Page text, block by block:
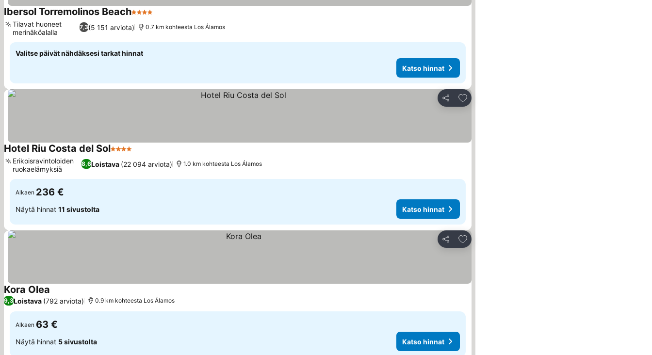
Ibersol Torremolinos Beach4 Tähtiluokitus
7,3(5 151 arviota)
Tilavat huoneet
merinäköalalla
0.7 km kohteesta Los Álamos
Valitse päivät nähdäksesi tarkat hinnat
Katso hinnat
Jaa
Lisää suosikkeihin
Hotel Riu Costa del Sol4 Tähtiluokitus
8,6Loistava (22 094 arviota)
Erikoisravintoloiden
ruokaelämyksiä
1.0 km kohteesta Los Álamos
Alkaen 236 €
Näytä hinnat 11 sivustolta Katso hinnat
Jaa
Lisää suosikkeihin
Kora Olea Katso hinnat
9,3Loistava (792 arviota) 0.9 km kohteesta Los Álamos
Alkaen 63 €
Näytä hinnat 5 sivustolta Katso hinnat